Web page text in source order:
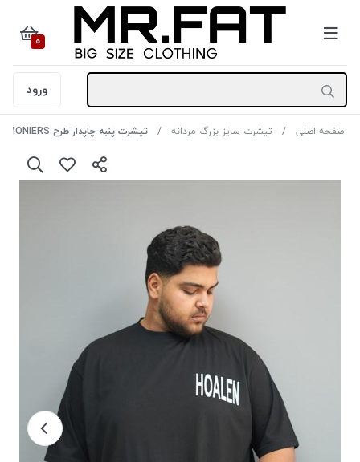
0
ورود
صفحه اصلی تیشرت سایز بزرگ مردانه تیشرت پنبه چاپدار طرح GOEMONIERS رنگ مشکی سایز 6XL